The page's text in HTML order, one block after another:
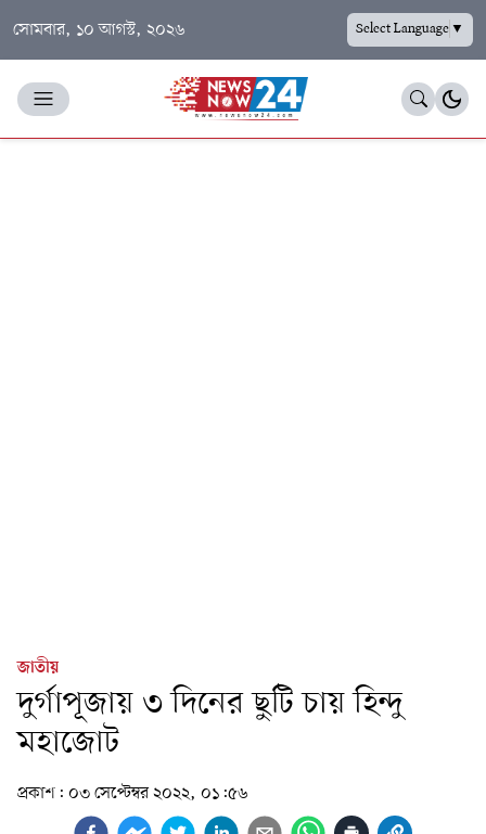
সোমবার, ১০ আগস্ট, ২০২৬ Select Language▼
জাতীয়
দুর্গাপূজায় ৩ দিনের ছুটি চায় হিন্দু
মহাজোট
প্রকাশ: ০৩ সেপ্টেম্বর ২০২২, ০১:৫৬